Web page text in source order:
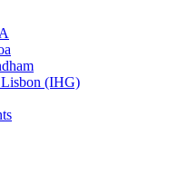
Lisbon (IHG)